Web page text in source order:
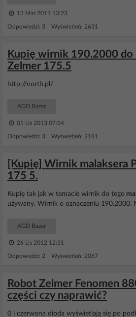
13 Mar 2011 13:23
Odpowiedzi: 3 Wyświetleń: 2631
Kupię wirnik 190.2000 do
Zelmer 175.5
http://north.pl/
AGD Bazar
01 Lis 2013 07:14
Odpowiedzi: 3 Wyświetleń: 2181
[Kupię] Wirnik malaksera
175 5.
Kupię tak jak w temacie wirnik do tego
używany. Wirnik o oznaczeniu 190.2000.
AGD Bazar
26 Lis 2012 12:31
Odpowiedzi: 2 Wyświetleń: 2067
Robot Zelmer Fenomen
części czy naprawić?
0 i czerwona dioda wyświetlają się po